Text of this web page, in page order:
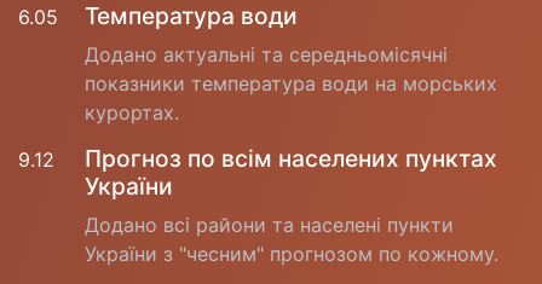
6.05
Температура води
Додано актуальні та середньомісячні
показники температура води на морських
курортах.
9.12
Прогноз по всім населених пунктах
України
Додано всі райони та населені пункти
України з "чесним" прогнозом по кожному.